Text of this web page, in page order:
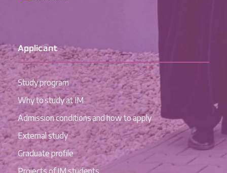
Applicant
Study program
Why to study at IM
Admission conditions and how to apply
External study
Graduate profile